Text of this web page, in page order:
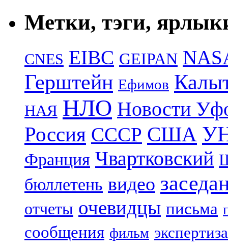
Метки, тэги,
CNES EIBC GEIPAN
Герштейн Ефимов
НАЯ НЛО Новости
Россия СССР США
Франция Чвартковский
бюллетень видео
отчеты очевидцы письма
сообщения фильм экспертиза